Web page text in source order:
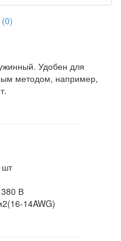
Удобен для
методом, например,
шт
В
14AWG)